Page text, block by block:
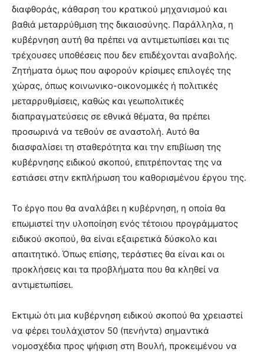
διαφθοράς, κάθαρση του κρατικού μηχανισμού και
βαθιά μεταρρύθμιση της δικαιοσύνης. Παράλληλα, η
κυβέρνηση αυτή θα πρέπει να αντιμετωπίσει και τις
τρέχουσες υποθέσεις που δεν επιδέχονται αναβολής.
Ζητήματα όμως που αφορούν κρίσιμες επιλογές της
χώρας, όπως κοινωνικο-οικονομικές ή πολιτικές
μεταρρυθμίσεις, καθώς και γεωπολιτικές
διαπραγματεύσεις σε εθνικά θέματα, θα πρέπει
προσωρινά να τεθούν σε αναστολή. Αυτό θα
διασφαλίσει τη σταθερότητα και την επιβίωση της
κυβέρνησης ειδικού σκοπού, επιτρέποντας της να
εστιάσει στην εκπλήρωση του καθορισμένου έργου της.
Το έργο που θα αναλάβει η κυβέρνηση, η οποία θα
επωμιστεί την υλοποίηση ενός τέτοιου προγράμματος
ειδικού σκοπού, θα είναι εξαιρετικά δύσκολο και
απαιτητικό. Όπως επίσης, τεράστιες θα είναι και οι
προκλήσεις και τα προβλήματα που θα κληθεί να
αντιμετωπίσει.
Εκτιμώ ότι μια κυβέρνηση ειδικού σκοπού θα χρειαστεί
να φέρει τουλάχιστον 50 (πενήντα) σημαντικά
νομοσχέδια προς ψήφιση στη Βουλή, προκειμένου να